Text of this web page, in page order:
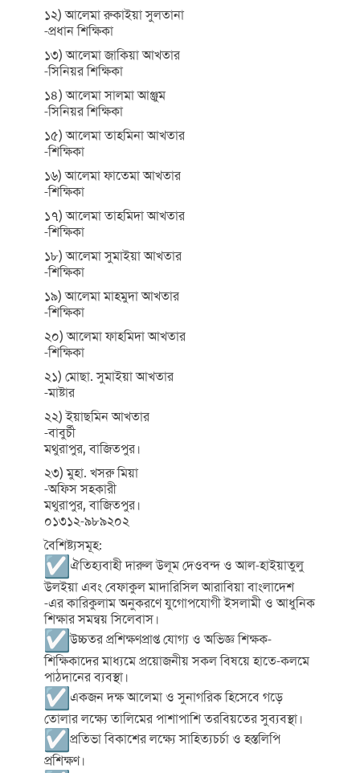
১২) আলেমা রুকাইয়া সুলতানা
-প্রধান শিক্ষিকা
১৩) আলেমা জাকিয়া আখতার
-সিনিয়র শিক্ষিকা
১৪) আলেমা সালমা আঞ্জুম
-সিনিয়র শিক্ষিকা
১৫) আলেমা তাহমিনা আখতার
-শিক্ষিকা
১৬) আলেমা ফাতেমা আখতার
-শিক্ষিকা
১৭) আলেমা তাহমিদা আখতার
-শিক্ষিকা
১৮) আলেমা সুমাইয়া আখতার
-শিক্ষিকা
১৯) আলেমা মাহমুদা আখতার
-শিক্ষিকা
২০) আলেমা ফাহমিদা আখতার
-শিক্ষিকা
২১) মোছা. সুমাইয়া আখতার
-মাষ্টার
২২) ইয়াছমিন আখতার
-বাবুর্চী
মথুরাপুর, বাজিতপুর।
২৩) মুহা. খসরু মিয়া
-অফিস সহকারী
মথুরাপুর, বাজিতপুর।
০১৩১২-৯৮৯২০২
বৈশিষ্ট্যসমূহ:
ঐতিহ্যবাহী দারুল উলূম দেওবন্দ ও আল-হাইয়াতুলু
উলইয়া এবং বেফাকুল মাদারিসিল আরাবিয়া বাংলাদেশ
-এর কারিকুলাম অনুকরণে যুগোপযোগী ইসলামী ও আধুনিক
শিক্ষার সমন্বয় সিলেবাস।
উচ্চতর প্রশিক্ষণপ্রাপ্ত যোগ্য ও অভিজ্ঞ শিক্ষক-
শিক্ষিকাদের মাধ্যমে প্রয়োজনীয় সকল বিষয়ে হাতে-কলমে
পাঠদানের ব্যবস্থা।
একজন দক্ষ আলেমা ও সুনাগরিক হিসেবে গড়ে
তোলার লক্ষ্যে তালিমের পাশাপাশি তরবিয়তের সুব্যবস্থা।
প্রতিভা বিকাশের লক্ষ্যে সাহিত্যচর্চা ও হস্তলিপি
প্রশিক্ষণ।